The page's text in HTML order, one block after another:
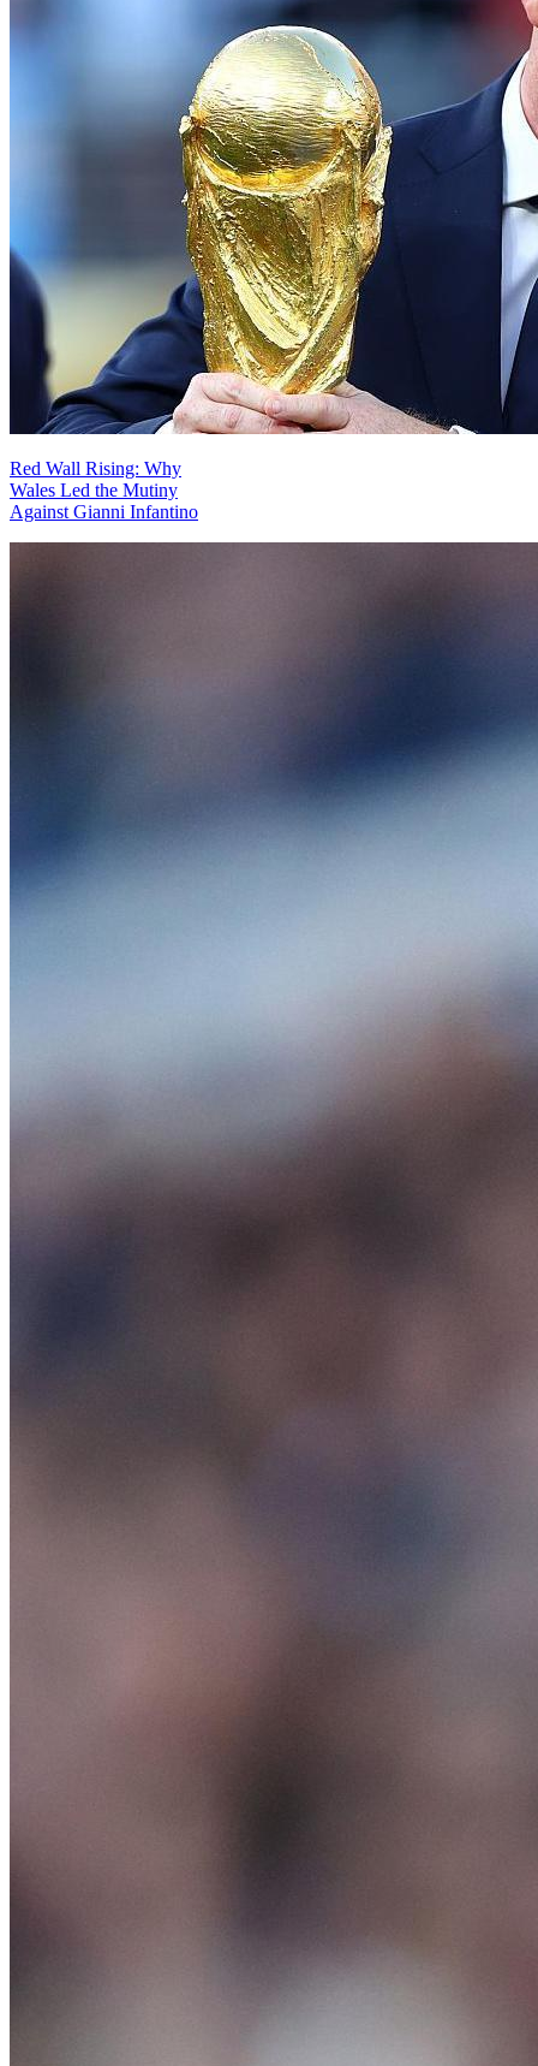
Red Wall Rising: Why
Wales Led the Mutiny
Against Gianni Infantino